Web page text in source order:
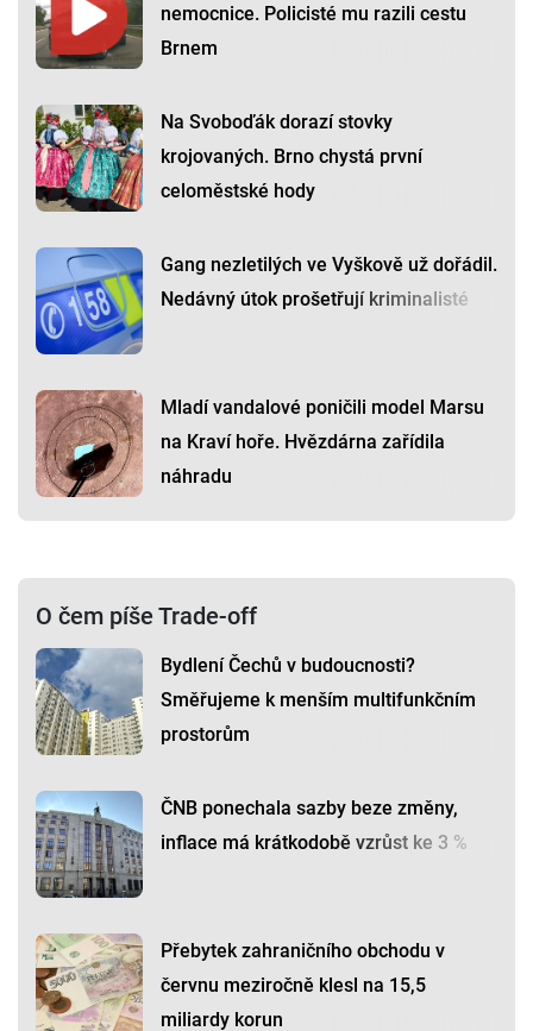
nemocnice. Policisté mu razili cestu
Brnem
Na Svoboďák dorazí stovky
krojovaných. Brno chystá první
celoměstské hody
Gang nezletilých ve Vyškově už dořádil.
Nedávný útok prošetřují kriminalisté
Mladí vandalové poničili model Marsu
na Kraví hoře. Hvězdárna zařídila
náhradu
O čem píše Trade-off
Bydlení Čechů v budoucnosti?
Směřujeme k menším multifunkčním
prostorům
ČNB ponechala sazby beze změny,
inflace má krátkodobě vzrůst ke 3 %
Přebytek zahraničního obchodu v
červnu meziročně klesl na 15,5
miliardy korun